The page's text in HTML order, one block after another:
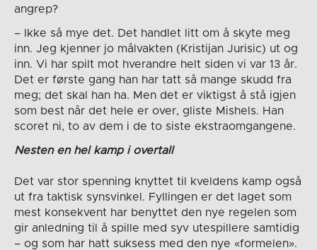
angrep?
– Ikke så mye det. Det handlet litt om å skyte meg
inn. Jeg kjenner jo målvakten (Kristijan Jurisic) ut og
inn. Vi har spilt mot hverandre helt siden vi var 13 år.
Det er første gang han har tatt så mange skudd fra
meg; det skal han ha. Men det er viktigst å stå igjen
som best når det hele er over, gliste Mishels. Han
scoret ni, to av dem i de to siste ekstraomgangene.
Nesten en hel kamp i overtall
Det var stor spenning knyttet til kveldens kamp også
ut fra taktisk synsvinkel. Fyllingen er det laget som
mest konsekvent har benyttet den nye regelen som
gir anledning til å spille med syv utespillere samtidig
– og som har hatt suksess med den nye «formelen».